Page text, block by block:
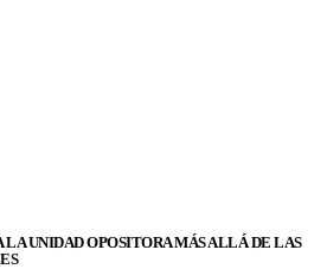
LA UNIDAD OPOSITORA MÁS ALLÁ DE LAS